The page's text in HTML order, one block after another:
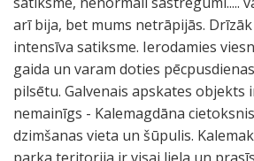
arī bija, bet mums netrāpijās.
intensīva satiksme. Ierodamies
gaida un varam doties
pilsētu. Galvenais apskates objekts
nemainīgs - Kalemagdāna
dzimšanas vieta un šūpulis.